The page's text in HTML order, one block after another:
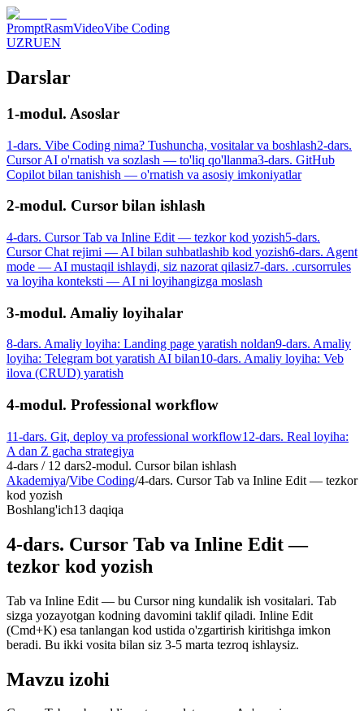
PromptRasmVideoVibe Coding
UZRUEN
Darslar
1-modul. Asoslar
1-dars. Vibe Coding nima? Tushuncha, vositalar va boshlash2-dars.
Cursor AI o'rnatish va sozlash — to'liq qo'llanma3-dars. GitHub
Copilot bilan tanishish — o'rnatish va asosiy imkoniyatlar
2-modul. Cursor bilan ishlash
4-dars. Cursor Tab va Inline Edit — tezkor kod yozish5-dars.
Cursor Chat rejimi — AI bilan suhbatlashib kod yozish6-dars. Agent
mode — AI mustaqil ishlaydi, siz nazorat qilasiz7-dars. .cursorrules
va loyiha konteksti — AI ni loyihangizga moslash
3-modul. Amaliy loyihalar
8-dars. Amaliy loyiha: Landing page yaratish noldan9-dars. Amaliy
loyiha: Telegram bot yaratish AI bilan10-dars. Amaliy loyiha: Veb
ilova (CRUD) yaratish
4-modul. Professional workflow
11-dars. Git, deploy va professional workflow12-dars. Real loyiha:
A dan Z gacha strategiya
4-dars / 12 dars2-modul. Cursor bilan ishlash
Akademiya/Vibe Coding/4-dars. Cursor Tab va Inline Edit — tezkor
kod yozish
Boshlang'ich13 daqiqa
4-dars. Cursor Tab va Inline Edit —
tezkor kod yozish
Tab va Inline Edit — bu Cursor ning kundalik ish vositalari. Tab
sizga yozayotgan kodning davomini taklif qiladi. Inline Edit
(Cmd+K) esa tanlangan kod ustida o'zgartirish kiritishga imkon
beradi. Bu ikki vosita bilan siz 3-5 marta tezroq ishlaysiz.
Mavzu izohi